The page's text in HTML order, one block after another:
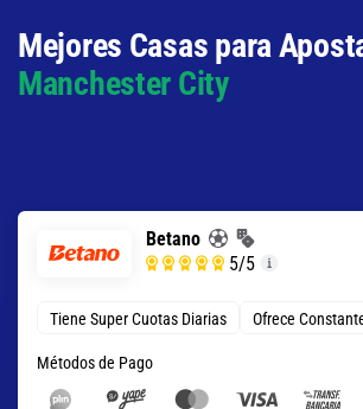
Mejores Casas para
Manchester City
Betano
5/5
Tiene Super Cuotas Diarias Ofrece
Métodos de Pago